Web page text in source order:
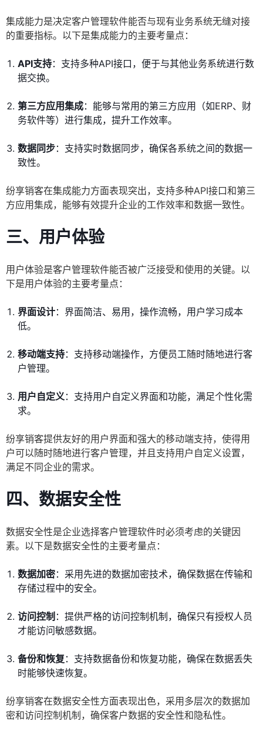
集成能力是决定客户管理软件能否与现有业务系统无缝对接
的重要指标。以下是集成能力的主要考量点：
API支持：支持多种API接口，便于与其他业务系统进行数
据交换。
第三方应用集成：能够与常用的第三方应用（如ERP、财
务软件等）进行集成，提升工作效率。
数据同步：支持实时数据同步，确保各系统之间的数据一
致性。
纷享销客在集成能力方面表现突出，支持多种API接口和第三
方应用集成，能够有效提升企业的工作效率和数据一致性。
三、用户体验
用户体验是客户管理软件能否被广泛接受和使用的关键。以
下是用户体验的主要考量点：
界面设计：界面简洁、易用，操作流畅，用户学习成本
低。
移动端支持：支持移动端操作，方便员工随时随地进行客
户管理。
用户自定义：支持用户自定义界面和功能，满足个性化需
求。
纷享销客提供友好的用户界面和强大的移动端支持，使得用
户可以随时随地进行客户管理，并且支持用户自定义设置，
满足不同企业的需求。
四、数据安全性
数据安全性是企业选择客户管理软件时必须考虑的关键因
素。以下是数据安全性的主要考量点：
数据加密：采用先进的数据加密技术，确保数据在传输和
存储过程中的安全。
访问控制 ：提供严格的访问控制机制，确保只有授权人员
才能访问敏感数据。
备份和恢复 ：支持数据备份和恢复功能，确保在数据丢失
时能够快速恢复。
纷享销客在数据安全性方面表现出色，采用多层次的数据加
密和访问控制机制，确保客户数据的安全性和隐私性。